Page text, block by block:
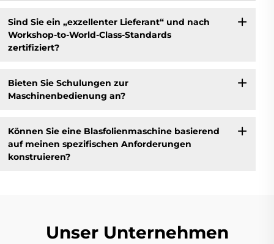
Sind Sie ein „exzellenter Lieferant“ und nach
Workshop-to-World-Class-Standards
zertifiziert?
Bieten Sie Schulungen zur
Maschinenbedienung an?
Können Sie eine Blasfolienmaschine basierend
auf meinen spezifischen Anforderungen
konstruieren?
Unser Unternehmen